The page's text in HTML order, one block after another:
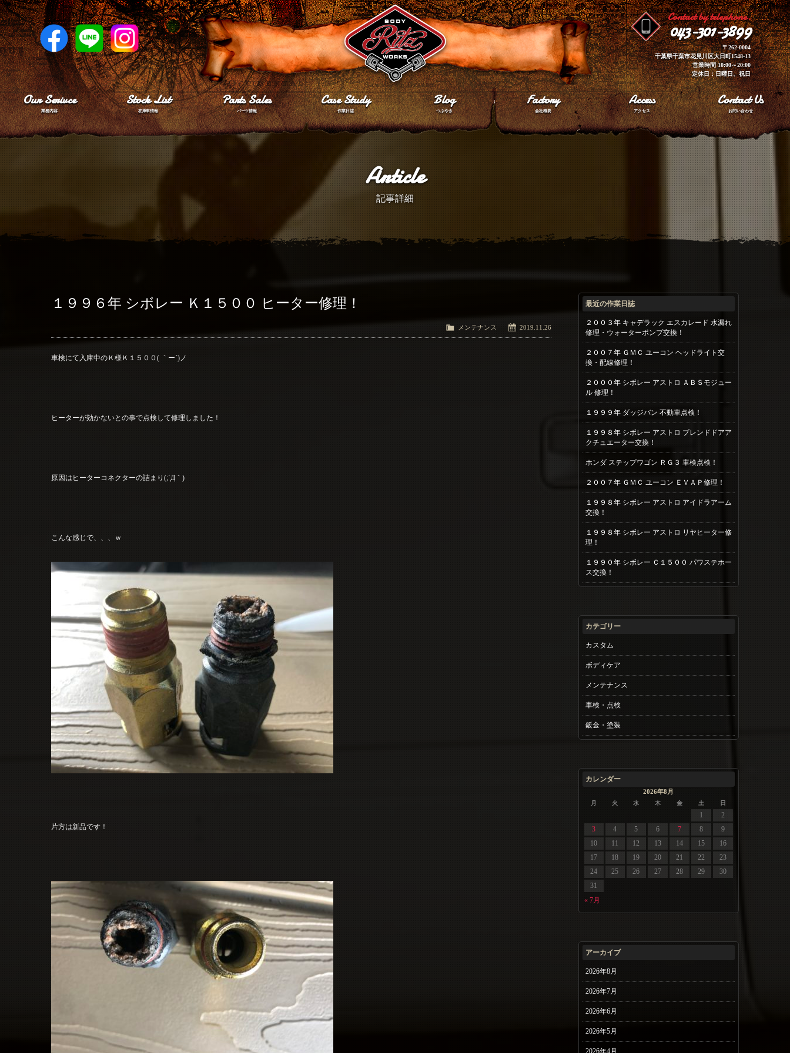
Contact by telephone.
043-301-3899
〒262-0004
千葉県千葉市花見川区大日町1548-13
営業時間 10:00～20:00
定休日：日曜日、祝日
Our Serivce
業務内容
Stock List
在庫車情報
Parts Sales
パーツ情報
Case Study
作業日誌
Blog
つぶやき
Factory
会社概要
Access
アクセス
Contact Us
お問い合わせ
Article
記事詳細
１９９６年 シボレー Ｋ１５００ ヒーター修理！
2019.11.26
メンテナンス
車検にて入庫中のＫ様Ｋ１５００( ｀ー´)ノ
ヒーターが効かないとの事で点検して修理しました！
原因はヒーターコネクターの詰まり(;´Д｀)
こんな感じで、、、ｗ
片方は新品です！
最近の作業日誌
２００３年 キャデラック エスカレード 水漏れ
修理・ウォーターポンプ交換！
２００７年 ＧＭＣ ユーコン ヘッドライト交
換・配線修理！
２０００年 シボレー アストロ ＡＢＳモジュー
ル 修理！
１９９９年 ダッジバン 不動車点検！
１９９８年 シボレー アストロ ブレンドドアア
クチュエーター交換！
ホンダ ステップワゴン ＲＧ３ 車検点検！
２００７年 ＧＭＣ ユーコン ＥＶＡＰ修理！
１９９８年 シボレー アストロ アイドラアーム
交換！
１９９８年 シボレー アストロ リヤヒーター修
理！
１９９０年 シボレー Ｃ１５００ パワステホー
ス交換！
カテゴリー
カスタム
ボディケア
メンテナンス
車検・点検
鈑金・塗装
カレンダー
2026年8月
月 火 水 木 金 土 日
« 7月
1
2
3
4 5 6 7 8
9
10
11 12 13 14 15
16
17
18 19 20 21 22
23
24
25 26 27 28 29
30
31
アーカイブ
2026年8月
2026年7月
2026年6月
2026年5月
2026年4月